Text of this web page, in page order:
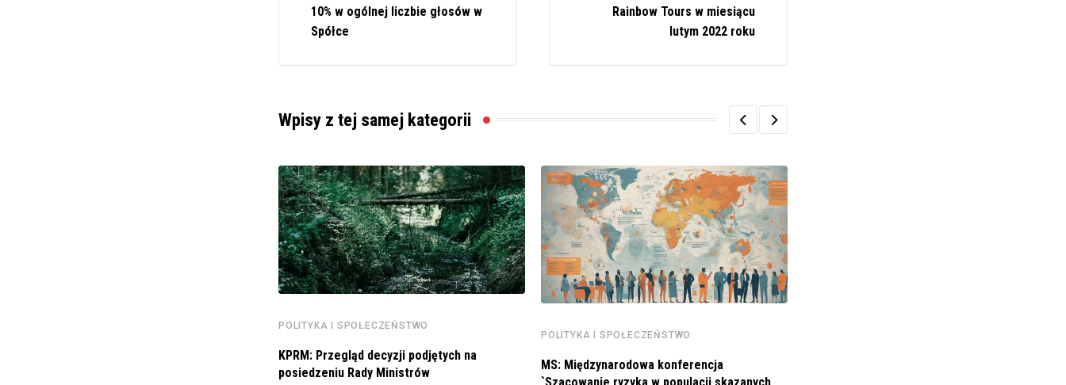
10% w ogólnej liczbie głosów w
Spółce
Rainbow Tours w miesiącu
lutym 2022 roku
Wpisy z tej samej kategorii
POLITYKA I SPOŁECZEŃSTWO
KPRM: Przegląd decyzji podjętych na
posiedzeniu Rady Ministrów
POLITYKA I SPOŁECZEŃSTWO
MS: Międzynarodowa konferencja